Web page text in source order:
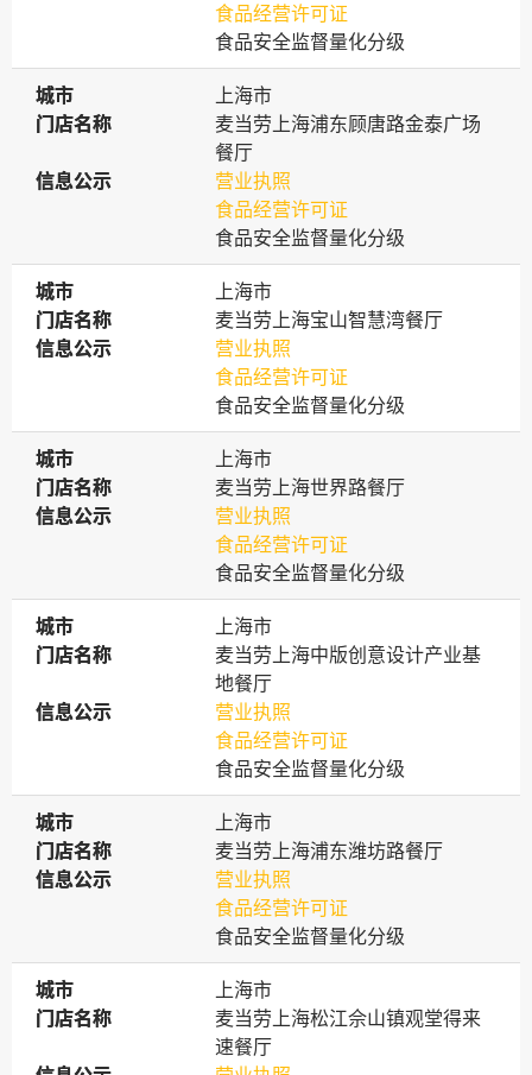
食品经营许可证
食品安全监督量化分级
城市
城市
上海市
门店名称
门店名称
麦当劳上海浦东顾唐路金泰广场
餐厅
信息公示
信息公示
营业执照
食品经营许可证
食品安全监督量化分级
城市
城市
上海市
门店名称
门店名称
麦当劳上海宝山智慧湾餐厅
信息公示
信息公示
营业执照
食品经营许可证
食品安全监督量化分级
城市
城市
上海市
门店名称
门店名称
麦当劳上海世界路餐厅
信息公示
信息公示
营业执照
食品经营许可证
食品安全监督量化分级
城市
城市
上海市
门店名称
门店名称
麦当劳上海中版创意设计产业基
地餐厅
信息公示
信息公示
营业执照
食品经营许可证
食品安全监督量化分级
城市
城市
上海市
门店名称
门店名称
麦当劳上海浦东潍坊路餐厅
信息公示
信息公示
营业执照
食品经营许可证
食品安全监督量化分级
城市
城市
上海市
门店名称
门店名称
麦当劳上海松江佘山镇观堂得来
速餐厅